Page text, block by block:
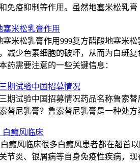
免疫抑制等作用。虽然地塞米松乳
塞米松乳膏作用
塞米松乳膏作用999复方醋酸地塞米
减少色素细胞的破坏，从而为白斑
药需要注意的一些关键信息：
期试验中国招募情况
期试验中国招募情况药品名称鲁索
替尼乳膏？鲁索替尼乳膏是一种处
白癜风临床
癜风临床很多白癜风患者都在翘首
节炎、银屑病等自身免疫性疾病，